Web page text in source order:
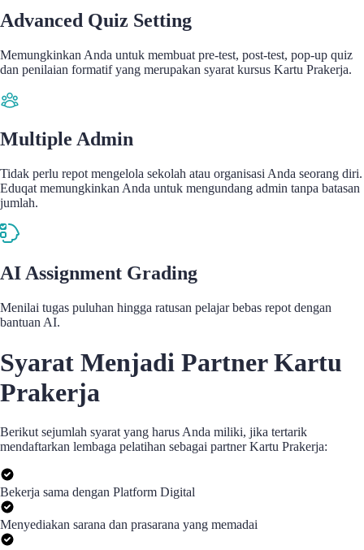
Advanced Quiz Setting
Memungkinkan Anda untuk membuat pre-test, post-test, pop-up quiz
dan penilaian formatif yang merupakan syarat kursus Kartu Prakerja.
Multiple Admin
Tidak perlu repot mengelola sekolah atau organisasi Anda seorang diri.
Eduqat memungkinkan Anda untuk mengundang admin tanpa batasan
jumlah.
AI Assignment Grading
Menilai tugas puluhan hingga ratusan pelajar bebas repot dengan
bantuan AI.
Syarat Menjadi Partner Kartu
Prakerja
Berikut sejumlah syarat yang harus Anda miliki, jika tertarik
mendaftarkan lembaga pelatihan sebagai partner Kartu Prakerja:
Bekerja sama dengan Platform Digital
Menyediakan sarana dan prasarana yang memadai